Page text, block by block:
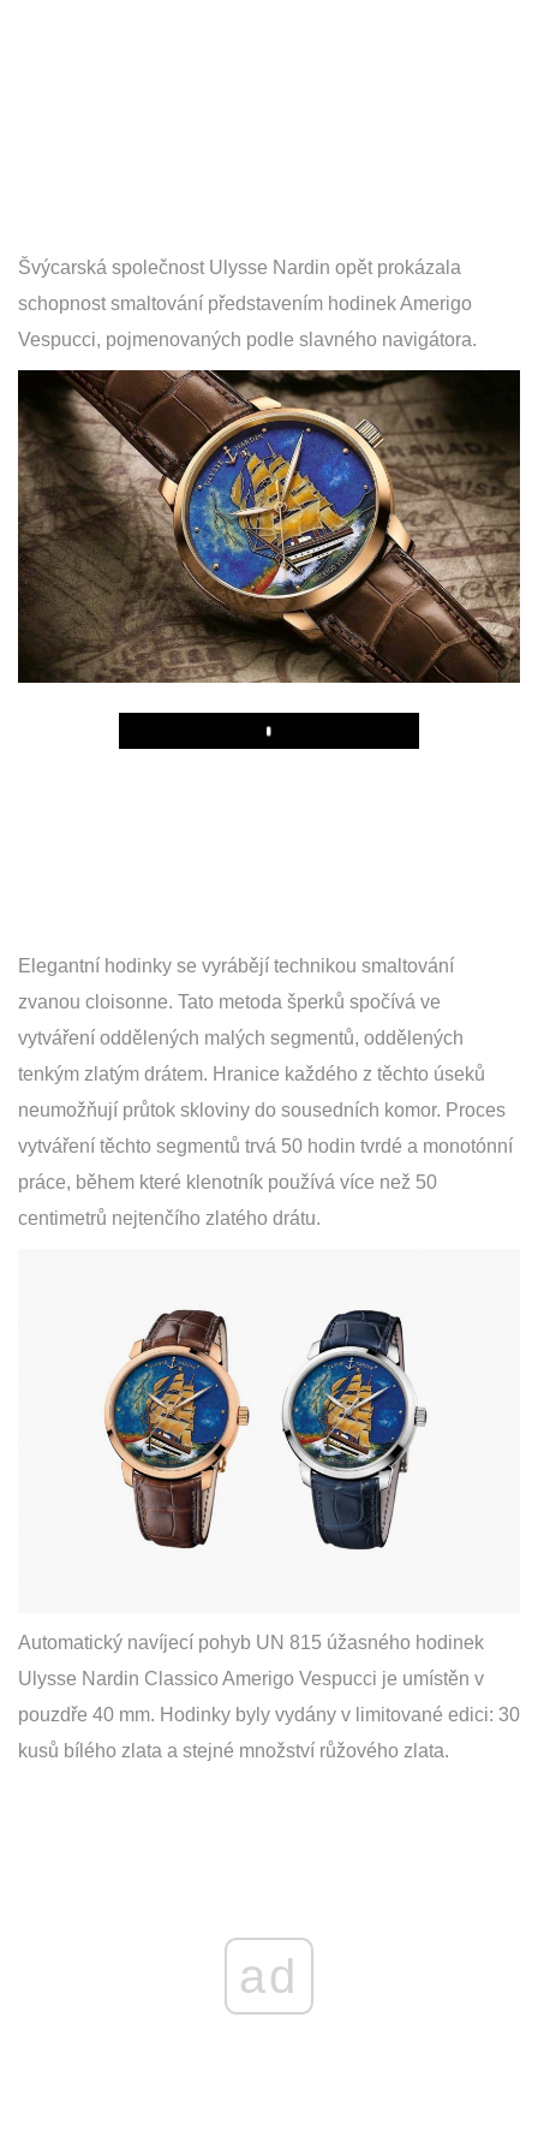
Švýcarská společnost Ulysse Nardin opět prokázala
schopnost smaltování představením hodinek Amerigo
Vespucci, pojmenovaných podle slavného navigátora.
Play
Elegantní hodinky se vyrábějí technikou smaltování
zvanou cloisonne. Tato metoda šperků spočívá ve
vytváření oddělených malých segmentů, oddělených
tenkým zlatým drátem. Hranice každého z těchto úseků
neumožňují průtok skloviny do sousedních komor. Proces
vytváření těchto segmentů trvá 50 hodin tvrdé a monotónní
práce, během které klenotník používá více než 50
centimetrů nejtenčího zlatého drátu.
Automatický navíjecí pohyb UN 815 úžasného hodinek
Ulysse Nardin Classico Amerigo Vespucci je umístěn v
pouzdře 40 mm. Hodinky byly vydány v limitované edici: 30
kusů bílého zlata a stejné množství růžového zlata.
ad